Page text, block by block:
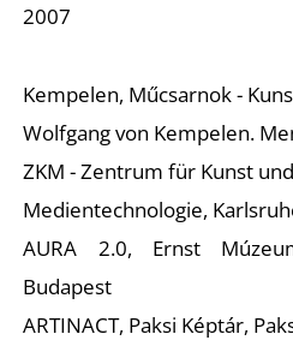
2007
Kempelen, Műcsarnok -
Wolfgang von Kempelen.
ZKM - Zentrum für Kunst und
Medientechnologie,
AURA 2.0, Ernst
Budapest
ARTINACT, Paksi Képtár,